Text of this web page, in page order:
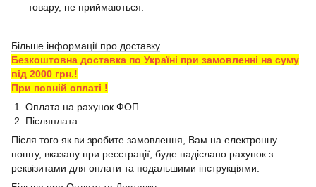
товару, не приймаються.
Більше інформації про доставку
Безкоштовна доставка по Україні при замовленні на суму
від 2000 грн.!
При повній оплаті !
1. Оплата на рахунок ФОП
2. Післяплата.
Після того як ви зробите замовлення, Вам на електронну
пошту, вказану при реєстрації, буде надіслано рахунок з
реквізитами для оплати та подальшими інструкціями.